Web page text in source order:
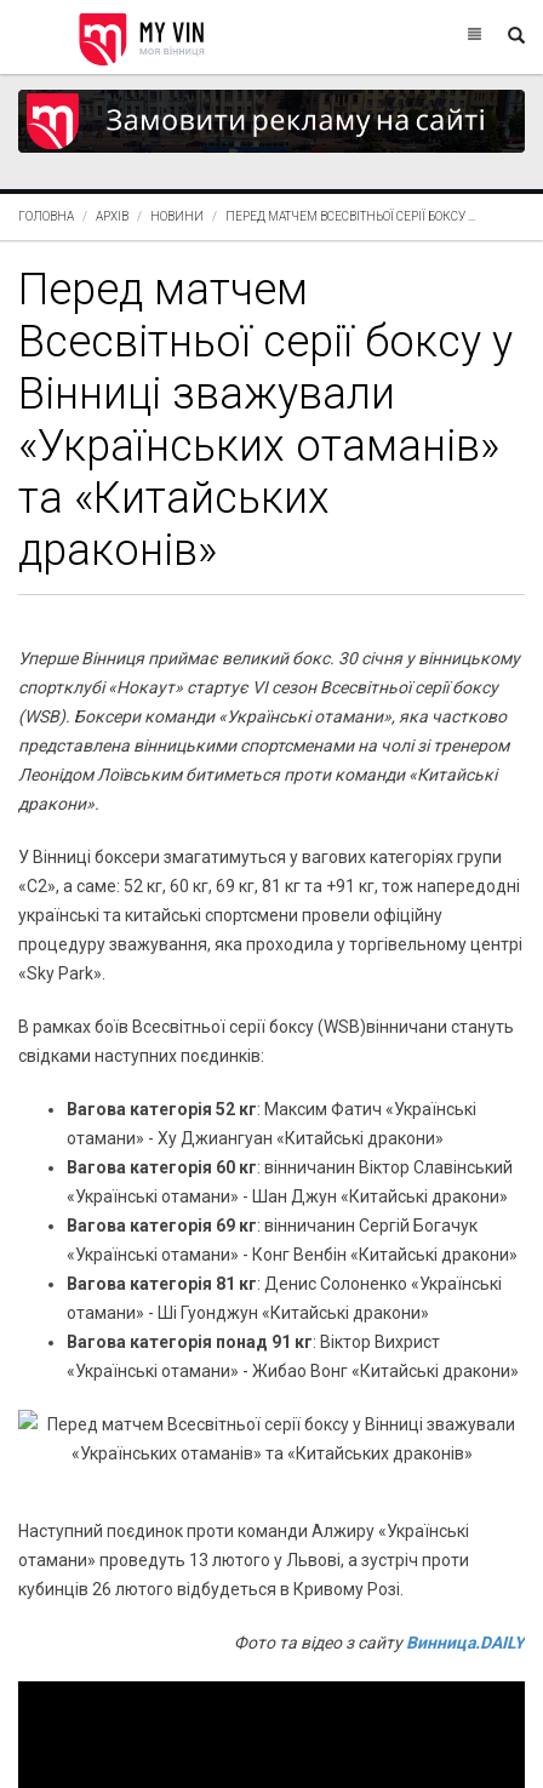
ГОЛОВНА АРХІВ НОВИНИ ПЕРЕД МАТЧЕМ ВСЕСВІТНЬОЇ СЕРІЇ БОКСУ ...
Перед матчем
Всесвітньої серії боксу у
Вінниці зважували
«Українських отаманів»
та «Китайських
драконів»
Уперше Вінниця приймає великий бокс. 30 січня у вінницькому
спортклубі «Нокаут» стартує VI сезон Всесвітньої серії боксу
(WSB). Боксери команди «Українські отамани», яка частково
представлена вінницькими спортсменами на чолі зі тренером
Леонідом Лоївським битиметься проти команди «Китайські
дракони».
У Вінниці боксери змагатимуться у вагових категоріях групи
«С2», а саме: 52 кг, 60 кг, 69 кг, 81 кг та +91 кг, тож напередодні
українські та китайські спортсмени провели офіційну
процедуру зважування, яка проходила у торгівельному центрі
«Sky Park».
В рамках боїв Всесвітньої серії боксу (WSB)вінничани стануть
свідками наступних поєдинків:
Вагова категорія 52 кг: Максим Фатич «Українські
отамани» - Ху Джиангуан «Китайські дракони»
Вагова категорія 60 кг: вінничанин Віктор Славінський
«Українські отамани» - Шан Джун «Китайські дракони»
Вагова категорія 69 кг: вінничанин Сергій Богачук
«Українські отамани» - Конг Венбін «Китайські дракони»
Вагова категорія 81 кг: Денис Солоненко «Українські
отамани» - Ші Гуонджун «Китайські дракони»
Вагова категорія понад 91 кг: Віктор Вихрист
«Українські отамани» - Жибао Вонг «Китайські дракони»
Наступний поєдинок проти команди Алжиру «Українські
отамани» проведуть 13 лютого у Львові, а зустріч проти
кубинців 26 лютого відбудеться в Кривому Розі.
Фото та відео з сайтуВинница.DAILY